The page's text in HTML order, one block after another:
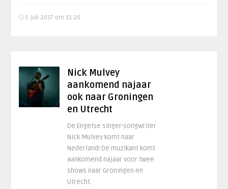
5 juli 2017 om 11:20
Nick Mulvey
aankomend najaar
ook naar Groningen
en Utrecht
De Engelse singer-songwriter
Nick Mulvey komt naar
Nederland! De muzikant komt
aankomend najaar voor twee
shows naar Groningen en
Utrecht.